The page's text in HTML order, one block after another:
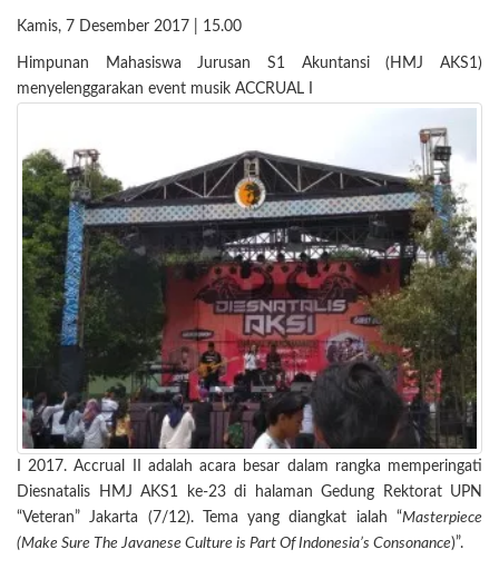
Kamis, 7 Desember 2017 | 15.00
Himpunan Mahasiswa Jurusan S1 Akuntansi (HMJ AKS1)
menyelenggarakan event musik ACCRUAL I
I 2017. Accrual II adalah acara besar dalam rangka memperingati
Diesnatalis HMJ AKS1 ke-23 di halaman Gedung Rektorat UPN
“Veteran” Jakarta (7/12). Tema yang diangkat ialah “Masterpiece
(Make Sure The Javanese Culture is Part Of Indonesia’s Consonance)”.